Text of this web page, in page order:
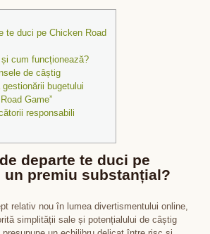
te duci pe Chicken Road
și cum funcționează?
de câștig
bugetului
Game”
responsabili
departe te duci pe
un premiu substanțial?
relativ nou în lumea divertismentului online,
simplității sale și potențialului de câștig